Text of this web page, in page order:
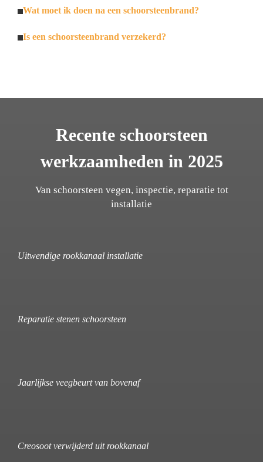
Wat moet ik doen na een schoorsteenbrand?
Is een schoorsteenbrand verzekerd?
Recente schoorsteen
werkzaamheden in 2025
Van schoorsteen vegen, inspectie, reparatie tot
installatie
Uitwendige rookkanaal installatie
Reparatie stenen schoorsteen
Jaarlijkse veegbeurt van bovenaf
Creosoot verwijderd uit rookkanaal